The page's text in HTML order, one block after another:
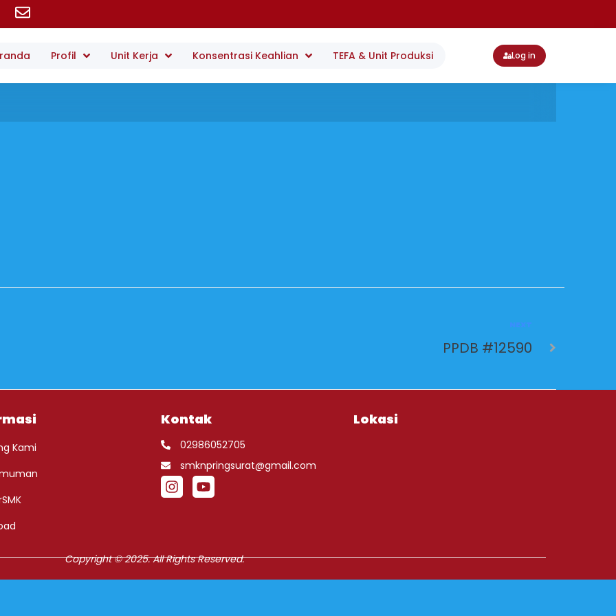
Profil Unit Kerja Konsentrasi Keahlian TEFA & Unit Produksi Log in
PPDB #12590
Kami
Kontak
02986052705
smknpringsurat@gmail.com
Lokasi
Copyright © 2025. All Rights Reserved.